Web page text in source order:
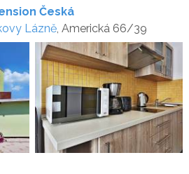
Česká
Lázně, Americká 66/39